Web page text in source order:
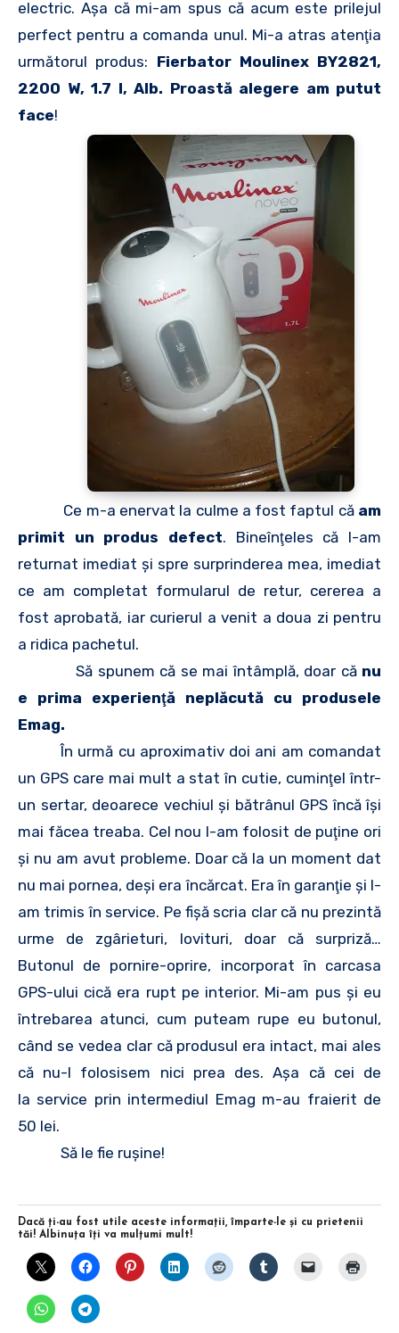
electric. Aşa că mi-am spus că acum este prilejul
perfect pentru a comanda unul. Mi-a atras atenţia
următorul produs: Fierbator Moulinex BY2821,
2200 W, 1.7 l, Alb. Proastă alegere am putut
face!
Ce m-a enervat la culme a fost faptul că am
primit un produs defect. Bineînţeles că l-am
returnat imediat şi spre surprinderea mea, imediat
ce am completat formularul de retur, cererea a
fost aprobată, iar curierul a venit a doua zi pentru
a ridica pachetul.
Să spunem că se mai întâmplă, doar că nu
e prima experienţă neplăcută cu produsele
Emag.
În urmă cu aproximativ doi ani am comandat
un GPS care mai mult a stat în cutie, cuminţel într-
un sertar, deoarece vechiul şi bătrânul GPS încă îşi
mai făcea treaba. Cel nou l-am folosit de puţine ori
şi nu am avut probleme. Doar că la un moment dat
nu mai pornea, deşi era încărcat. Era în garanţie şi l-
am trimis în service. Pe fişă scria clar că nu prezintă
urme de zgârieturi, lovituri, doar că surpriză…
Butonul de pornire-oprire, incorporat în carcasa
GPS-ului cică era rupt pe interior. Mi-am pus şi eu
întrebarea atunci, cum puteam rupe eu butonul,
când se vedea clar că produsul era intact, mai ales
că nu-l folosisem nici prea des. Aşa că cei de
la service prin intermediul Emag m-au fraierit de
50 lei.
Să le fie ruşine!
Dacă ţi-au fost utile aceste informaţii, împarte-le şi cu prietenii
tăi! Albinuţa îţi va mulţumi mult!